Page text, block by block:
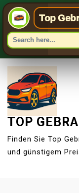
Top
TOP
Finden Sie Top
und günstigem